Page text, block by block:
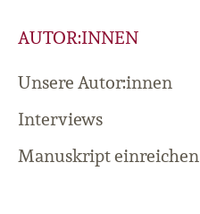
AUTOR:INNEN
Unsere Autor:innen
Interviews
Manuskript einreichen